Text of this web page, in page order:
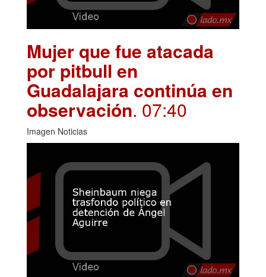
Mujer que fue atacada
por pitbull en
Guadalajara continúa en
observación. 07:40
Imagen Noticias